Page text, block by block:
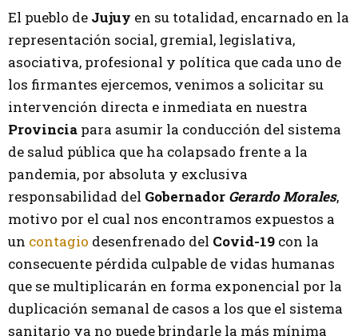
El pueblo de Jujuy en su totalidad, encarnado en la
representación social, gremial, legislativa,
asociativa, profesional y política que cada uno de
los firmantes ejercemos, venimos a solicitar su
intervención directa e inmediata en nuestra
Provincia para asumir la conducción del sistema
de salud pública que ha colapsado frente a la
pandemia, por absoluta y exclusiva
responsabilidad del Gobernador Gerardo Morales,
motivo por el cual nos encontramos expuestos a
un contagio desenfrenado del Covid-19 con la
consecuente pérdida culpable de vidas humanas
que se multiplicarán en forma exponencial por la
duplicación semanal de casos a los que el sistema
sanitario ya no puede brindarle la más mínima